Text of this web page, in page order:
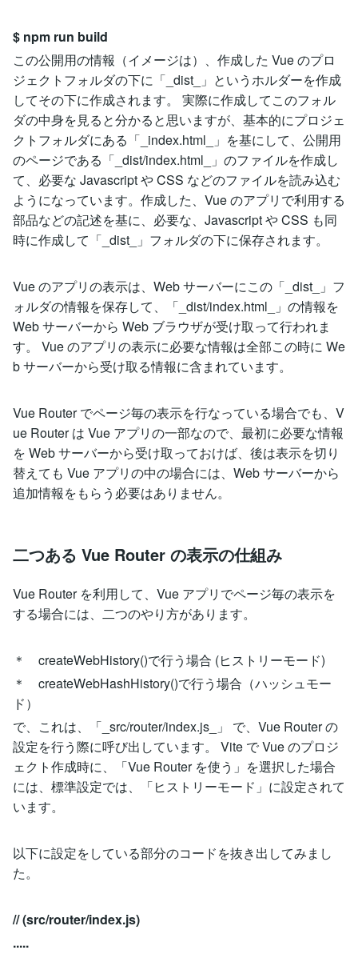
$ npm run build
この公開用の情報（イメージは）、作成した Vue のプロ
ジェクトフォルダの下に「_dist_」というホルダーを作成
してその下に作成されます。 実際に作成してこのフォル
ダの中身を見ると分かると思いますが、基本的にプロジェ
クトフォルダにある「_index.html_」を基にして、公開用
のページである「_dist/index.html_」のファイルを作成し
て、必要な Javascript や CSS などのファイルを読み込む
ようになっています。作成した、Vue のアプリで利用する
部品などの記述を基に、必要な、Javascript や CSS も同
時に作成して「_dist_」フォルダの下に保存されます。
Vue のアプリの表示は、Web サーバーにこの「_dist_」フ
ォルダの情報を保存して、「_dist/index.html_」の情報を
Web サーバーから Web ブラウザが受け取って行われま
す。 Vue のアプリの表示に必要な情報は全部この時に We
b サーバーから受け取る情報に含まれています。
Vue Router でページ毎の表示を行なっている場合でも、V
ue Router は Vue アプリの一部なので、最初に必要な情報
を Web サーバーから受け取っておけば、後は表示を切り
替えても Vue アプリの中の場合には、Web サーバーから
追加情報をもらう必要はありません。
二つある Vue Router の表示の仕組み
Vue Router を利用して、Vue アプリでページ毎の表示を
する場合には、二つのやり方があります。
＊ createWebHistory()で行う場合 (ヒストリーモード)
＊ createWebHashHistory()で行う場合（ハッシュモー
ド）
で、これは、「_src/router/index.js_」 で、Vue Router の
設定を行う際に呼び出しています。 Vite で Vue のプロジ
ェクト作成時に、「Vue Router を使う」を選択した場合
には、標準設定では、「ヒストリーモード」に設定されて
います。
以下に設定をしている部分のコードを抜き出してみまし
た。
// (src/router/index.js)
.....